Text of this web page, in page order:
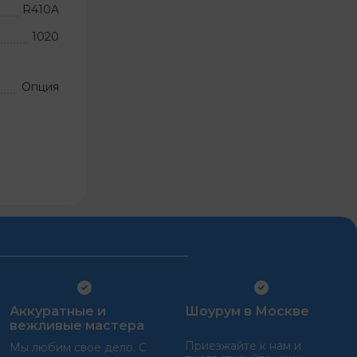
R410A
1020
Опция
Аккуратные и
вежливые мастера
Мы любим свое дело. С
Шоурум в Москве
Приезжайте к нам и